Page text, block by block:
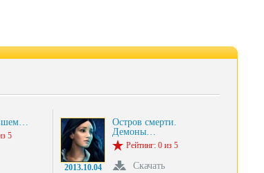
5
2013.10.04
Остров смерти.
Демоны…
Рейтинг: 0 из 5
Скачать